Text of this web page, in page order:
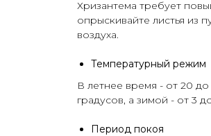
Хризантема требует
опрыскивайте листья из
воздуха.
Температурный режим
В летнее время - от 20 до
градусов, а зимой - от 3
Период покоя